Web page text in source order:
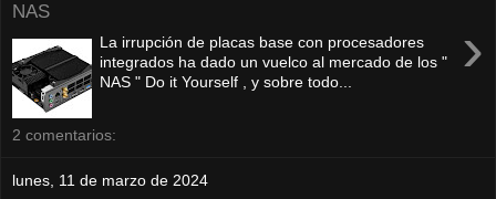
NAS
›
La irrupción de placas base con procesadores
integrados ha dado un vuelco al mercado de los "
NAS " Do it Yourself , y sobre todo...
2 comentarios:
lunes, 11 de marzo de 2024